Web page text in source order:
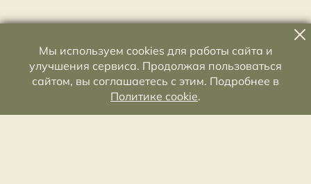
Мы используем cookies для работы сайта и
улучшения сервиса. Продолжая пользоваться
сайтом, вы соглашаетесь с этим. Подробнее в
Политике cookie.